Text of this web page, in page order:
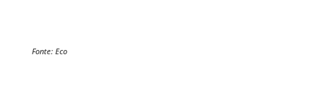
Fonte: Eco